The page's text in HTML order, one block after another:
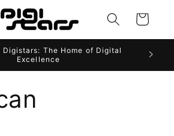
Ostoskori
Digistars: The Home of Digital
Excellence